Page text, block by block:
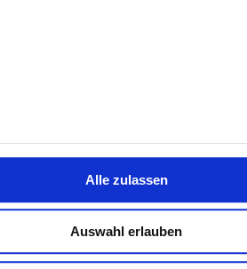
Alle zulassen
Auswahl erlauben